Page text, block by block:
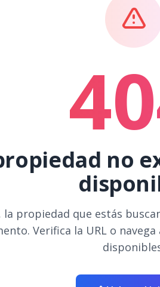
no
la propiedad que estás
Verifica la URL o